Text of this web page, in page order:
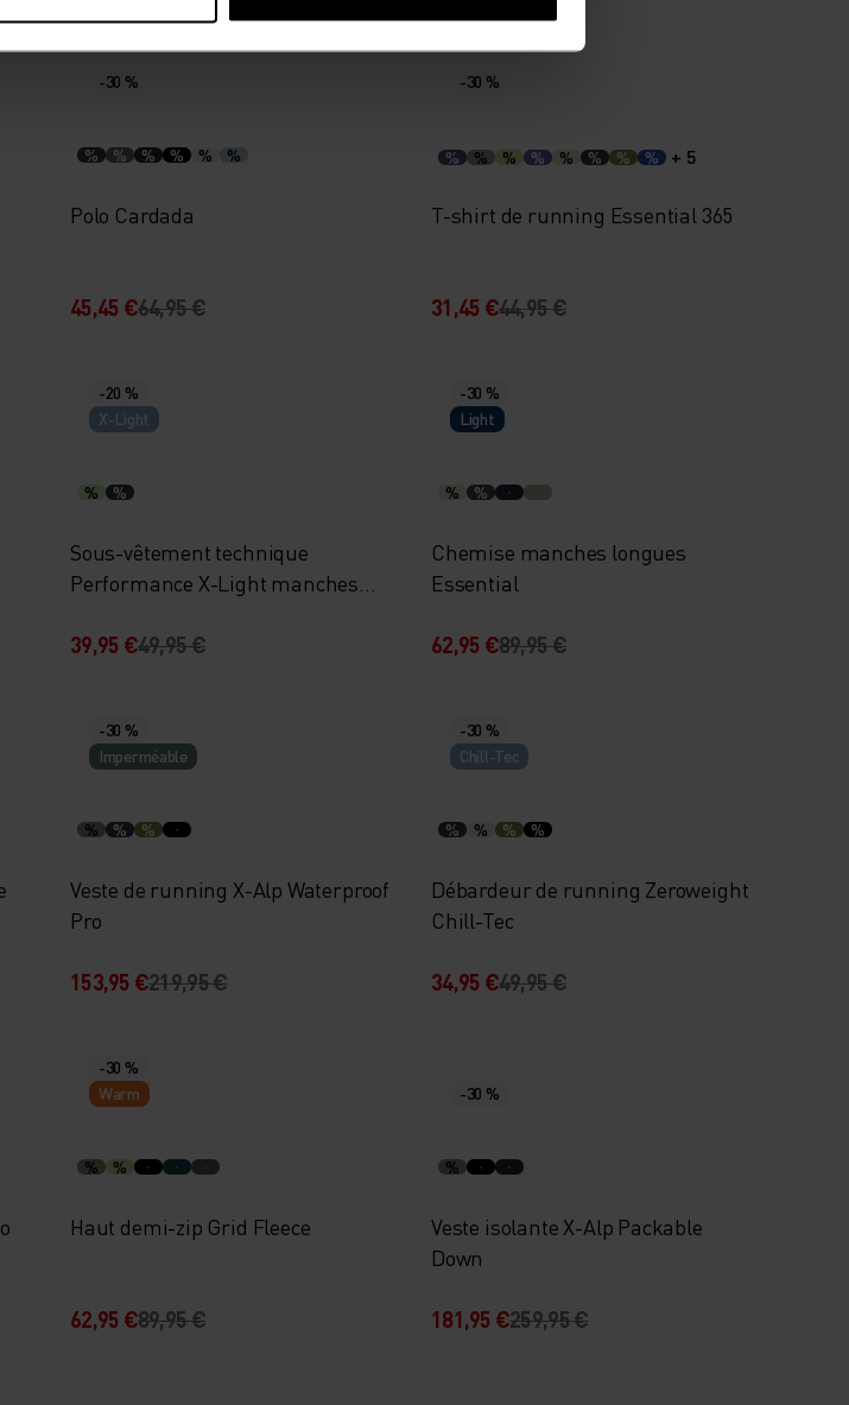
-30 %
% % % % % %
Polo Cardada
45,45 €64,95 €
-30 %
% % % % % % % % + 5
T-shirt de running Essential 365
31,45 €44,95 €
-20 %
X-Light
% %
Sous-vêtement technique
Performance X-Light manches
39,95 €49,95 €
-30 %
Light
% %
Chemise manches longues
Essential
62,95 €89,95 €
-30 %
Imperméable
% % %
Veste de running X-Alp Waterproof
Pro
153,95 €219,95 €
-30 %
Chill-Tec
% % % %
Débardeur de running Zeroweight
Chill-Tec
34,95 €49,95 €
-30 %
Warm
% %
Haut demi-zip Grid Fleece
62,95 €89,95 €
-30 %
%
Veste isolante X-Alp Packable
Down
181,95 €259,95 €